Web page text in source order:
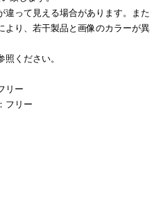
って見える場合があります。また
より、若干製品と画像のカラーが異
ください。
リー
フリー